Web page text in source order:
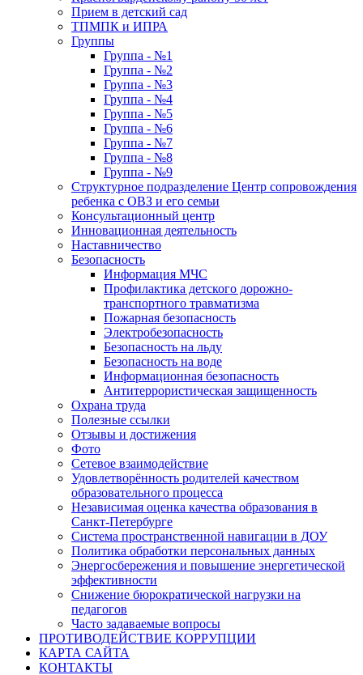
Прием в детский сад
ТПМПК и ИПРА
Группы
Группа - №1
Группа - №2
Группа - №3
Группа - №4
Группа - №5
Группа - №6
Группа - №7
Группа - №8
Группа - №9
Структурное подразделение Центр сопровождения
ребенка с ОВЗ и его семьи
Консультационный центр
Инновационная деятельность
Наставничество
Безопасность
Информация МЧС
Профилактика детского дорожно-
транспортного травматизма
Пожарная безопасность
Электробезопасность
Безопасность на льду
Безопасность на воде
Информационная безопасность
Антитеррористическая защищенность
Охрана труда
Полезные ссылки
Отзывы и достижения
Фото
Сетевое взаимодействие
Удовлетворённость родителей качеством
образовательного процесса
Независимая оценка качества образования в
Санкт-Петербурге
Система пространственной навигации в ДОУ
Политика обработки персональных данных
Энергосбережения и повышение энергетической
эффективности
Снижение бюрократической нагрузки на
педагогов
Часто задаваемые вопросы
ПРОТИВОДЕЙСТВИЕ КОРРУПЦИИ
КАРТА САЙТА
КОНТАКТЫ